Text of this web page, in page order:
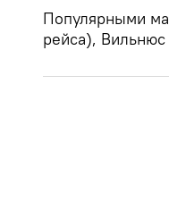
Популярными
рейса),